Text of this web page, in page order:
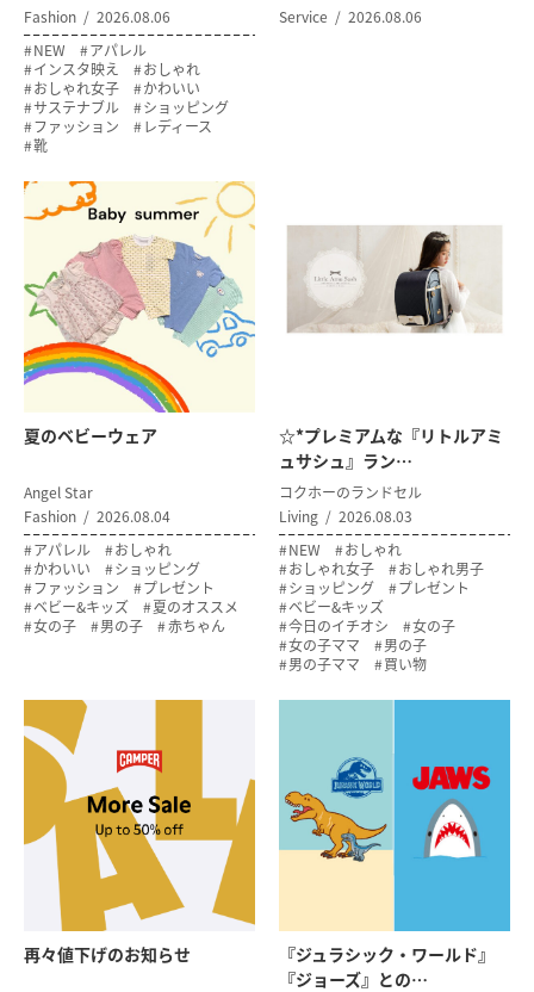
Fashion
2026.08.06
NEW
アパレル
インスタ映え
おしゃれ
おしゃれ女子
かわいい
サステナブル
ショッピング
ファッション
レディース
靴
Service
2026.08.06
夏のベビーウェア
Angel Star
Fashion
2026.08.04
アパレル
おしゃれ
かわいい
ショッピング
ファッション
プレゼント
ベビー&キッズ
夏のオススメ
女の子
男の子 赤ちゃん
☆*プレミアムな『リトルアミ
ュサシュ』ラン…
コクホーのランドセル
Living
2026.08.03
NEW
おしゃれ
おしゃれ女子
おしゃれ男子
ショッピング
プレゼント
ベビー&キッズ
今日のイチオシ
女の子
女の子ママ
男の子
男の子ママ
買い物
再々値下げのお知らせ
『ジュラシック・ワールド』
『ジョーズ』との…